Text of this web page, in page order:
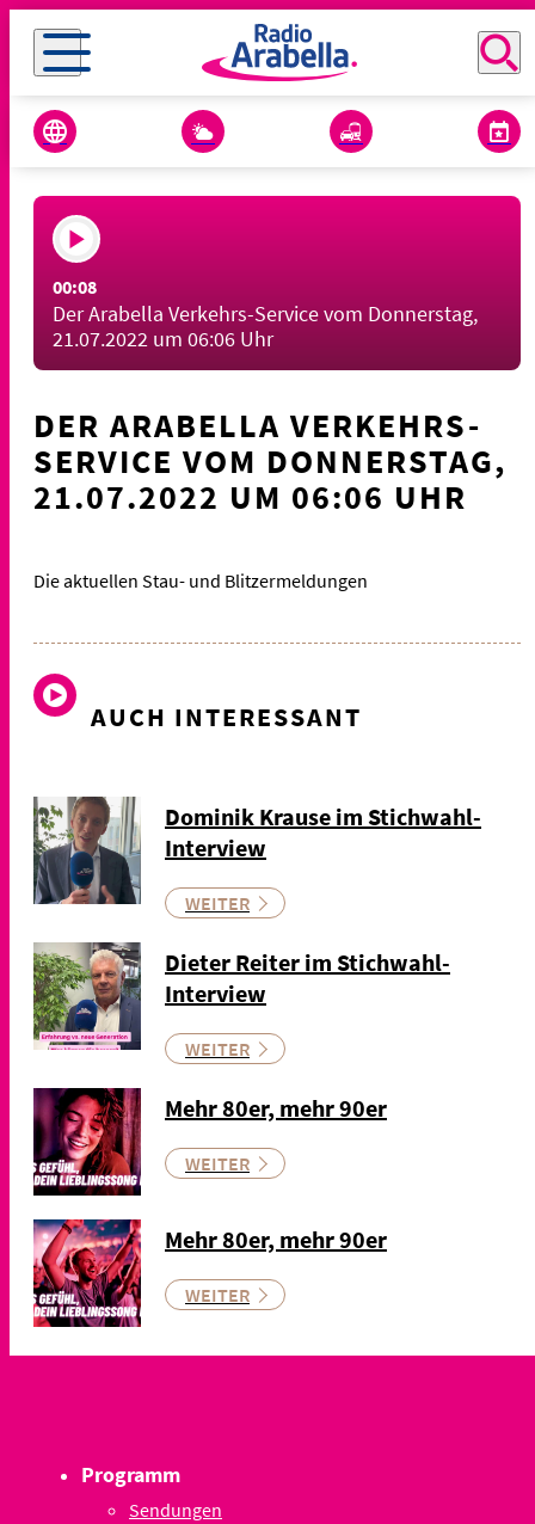
00:08
Der Arabella Verkehrs-Service vom Donnerstag,
21.07.2022 um 06:06 Uhr
DER ARABELLA VERKEHRS-
SERVICE VOM DONNERSTAG,
21.07.2022 UM 06:06 UHR
Die aktuellen Stau- und Blitzermeldungen
AUCH INTERESSANT
Dominik Krause im Stichwahl-
Interview
WEITER
Dieter Reiter im Stichwahl-
Interview
WEITER
Mehr 80er, mehr 90er
WEITER
Mehr 80er, mehr 90er
WEITER
Programm
Sendungen